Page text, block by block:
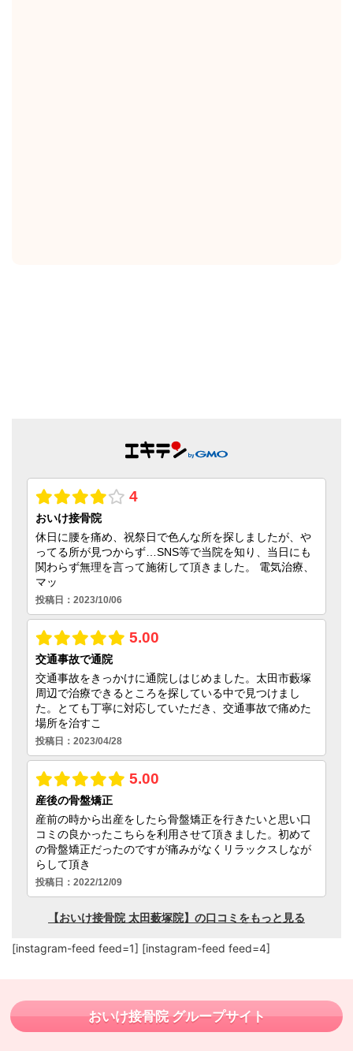
[instagram-feed feed=1] [instagram-feed feed=4]
おいけ接骨院 グループサイト